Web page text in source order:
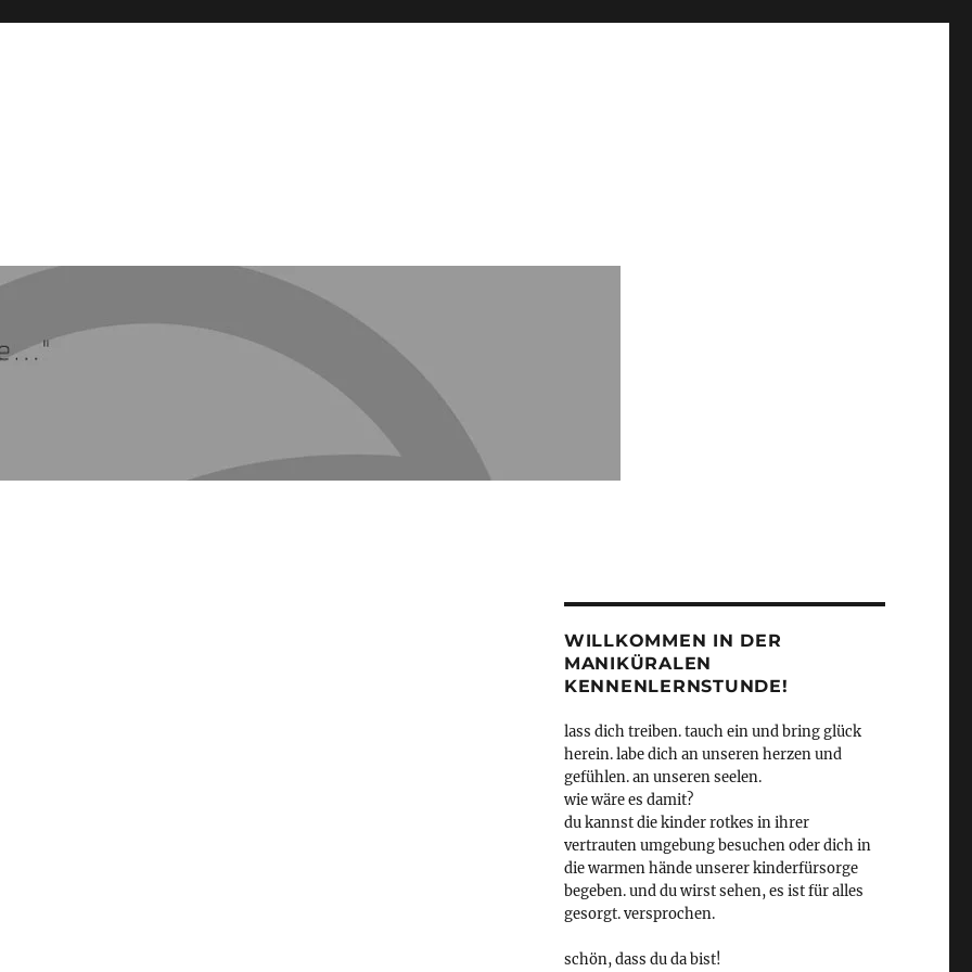
WILLKOMMEN IN DER
MANIKÜRALEN
KENNENLERNSTUNDE!
lass dich treiben. tauch ein und bring glück
herein. labe dich an unseren herzen und
gefühlen. an unseren seelen.
wie wäre es damit?
du kannst die kinder rotkes in ihrer
vertrauten umgebung besuchen oder dich in
die warmen hände unserer kinderfürsorge
begeben. und du wirst sehen, es ist für alles
gesorgt. versprochen.
schön, dass du da bist!